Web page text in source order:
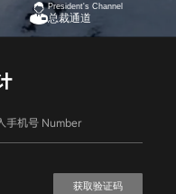
President's Channel
总裁通道
获取验证码